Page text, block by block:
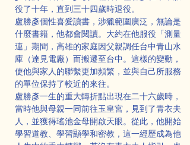
役了十年，直到三十四歲時退役。
盧勝彥個性喜愛讀書，涉獵範圍廣泛，無論是
什麼書籍，他都會閱讀。大約在他服役「測量
連」期間，高雄的家庭因父親調任台中青山水
庫（達見電廠）而搬遷至台中。這樣的變動，
使他與家人的聯繫更加頻繁，並與自己所服務
的單位保持了較近的來往。
盧勝彥一生的重大轉折點出現在二十六歲時，
當時他與母親一同前往玉皇宮，見到了青衣夫
人，並獲得瑤池金母開啟天眼。從此，他開始
學習道教、學習顯學和密教，這一經歷成為他